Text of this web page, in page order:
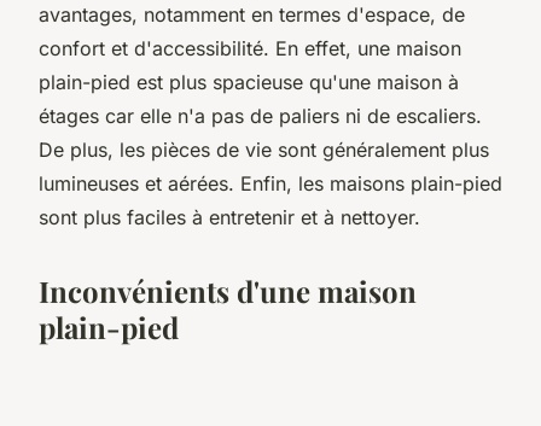
avantages, notamment en termes d'espace, de
confort et d'accessibilité. En effet, une maison
plain-pied est plus spacieuse qu'une maison à
étages car elle n'a pas de paliers ni de escaliers.
De plus, les pièces de vie sont généralement plus
lumineuses et aérées. Enfin, les maisons plain-pied
sont plus faciles à entretenir et à nettoyer.
Inconvénients d'une maison
plain-pied